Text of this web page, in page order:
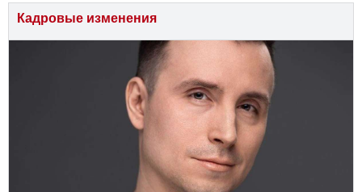
Кадровые изменения